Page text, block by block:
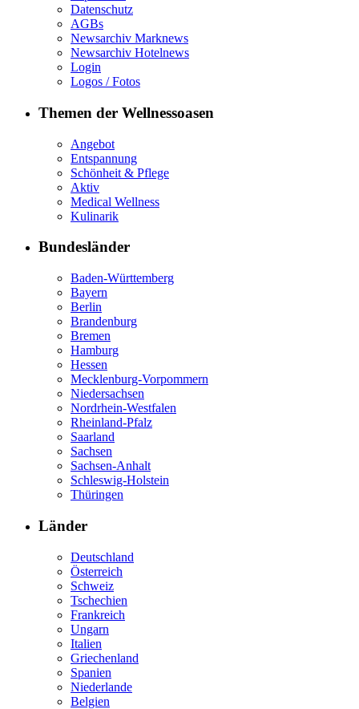
Datenschutz
AGBs
Newsarchiv Marknews
Newsarchiv Hotelnews
Login
Logos / Fotos
Themen der Wellnessoasen
Angebot
Entspannung
Schönheit & Pflege
Aktiv
Medical Wellness
Kulinarik
Bundesländer
Baden-Württemberg
Bayern
Berlin
Brandenburg
Bremen
Hamburg
Hessen
Mecklenburg-Vorpommern
Niedersachsen
Nordrhein-Westfalen
Rheinland-Pfalz
Saarland
Sachsen
Sachsen-Anhalt
Schleswig-Holstein
Thüringen
Länder
Deutschland
Österreich
Schweiz
Tschechien
Frankreich
Ungarn
Italien
Griechenland
Spanien
Niederlande
Belgien